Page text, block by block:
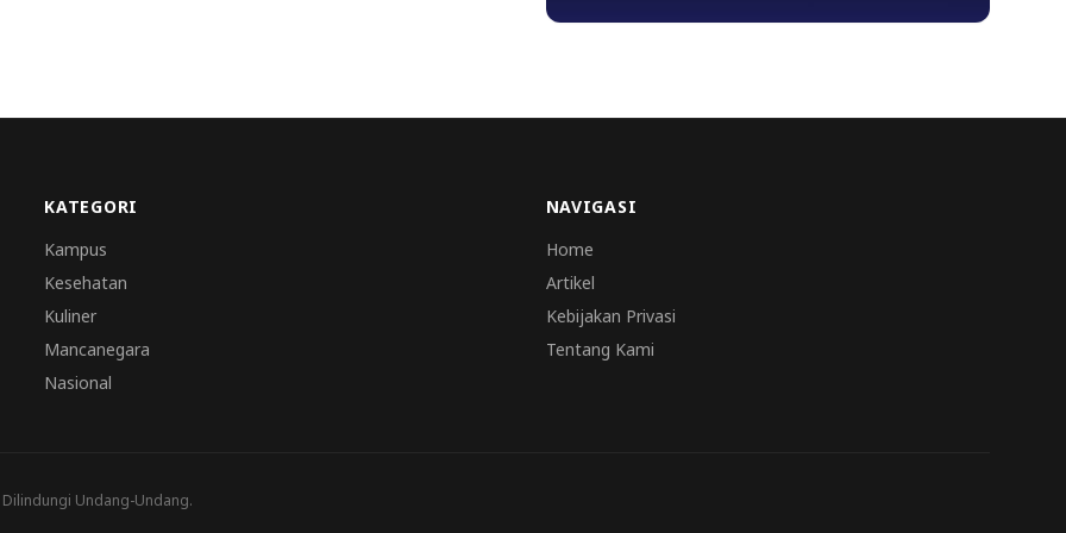
KATEGORI
Kampus
Kesehatan
Kuliner
Mancanegara
Nasional
NAVIGASI
Home
Artikel
Kebijakan Privasi
Tentang Kami
Undang-Undang.